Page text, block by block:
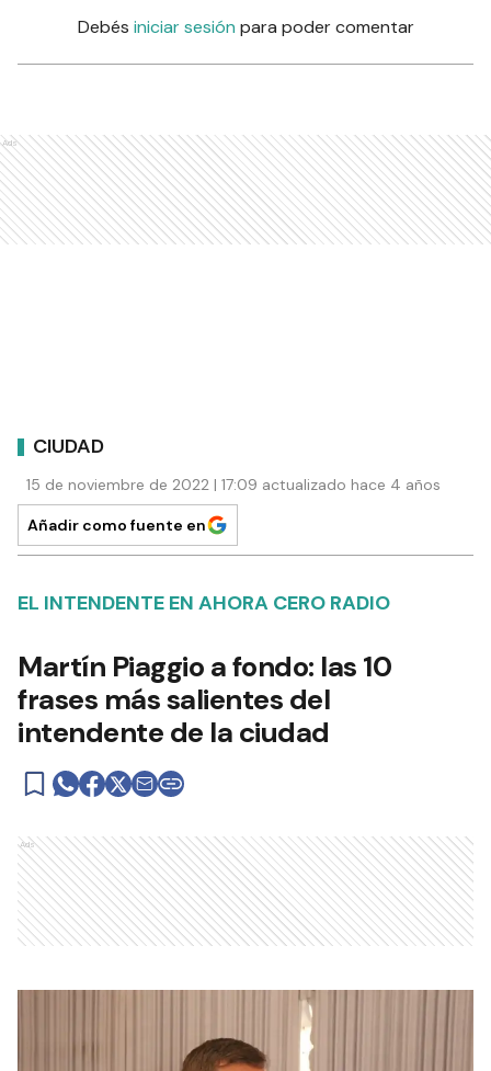
Debés iniciar sesión para poder comentar
Ads
CIUDAD
15 de noviembre de 2022 | 17:09 actualizado hace 4 años
Añadir como fuente en
EL INTENDENTE EN AHORA CERO RADIO
Martín Piaggio a fondo: las 10
frases más salientes del
intendente de la ciudad
Ads